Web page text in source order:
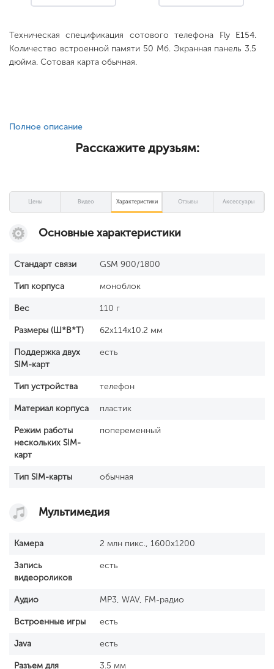
Техническая спецификация сотового телефона Fly E154.
Количество встроенной памяти 50 Мб. Экранная панель 3.5
дюйма. Сотовая карта обычная.
Полное описание
Расскажите друзьям:
Цены Видео Характеристики Отзывы Аксессуары
Основные характеристики
Стандарт связи GSM 900/1800
Тип корпуса моноблок
Вес 110 г
Размеры (Ш*В*Т) 62x114x10.2 мм
Поддержка двух
SIM-карт
есть
Тип устройства телефон
Материал корпуса пластик
Режим работы
нескольких SIM-
карт
попеременный
Тип SIM-карты обычная
Мультимедия
Камера 2 млн пикс., 1600x1200
Запись
видеороликов
есть
Аудио MP3, WAV, FM-радио
Встроенные игры есть
Java есть
Разъем для 3.5 мм